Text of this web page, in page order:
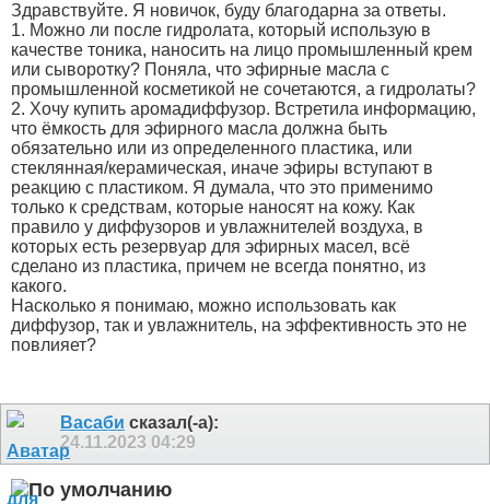
Здравствуйте. Я новичок, буду благодарна за ответы.
1. Можно ли после гидролата, который использую в
качестве тоника, наносить на лицо промышленный крем
или сыворотку? Поняла, что эфирные масла с
промышленной косметикой не сочетаются, а гидролаты?
2. Хочу купить аромадиффузор. Встретила информацию,
что ёмкость для эфирного масла должна быть
обязательно или из определенного пластика, или
стеклянная/керамическая, иначе эфиры вступают в
реакцию с пластиком. Я думала, что это применимо
только к средствам, которые наносят на кожу. Как
правило у диффузоров и увлажнителей воздуха, в
которых есть резервуар для эфирных масел, всё
сделано из пластика, причем не всегда понятно, из
какого.
Насколько я понимаю, можно использовать как
диффузор, так и увлажнитель, на эффективность это не
повлияет?
Васаби сказал(-а):
24.11.2023 04:29